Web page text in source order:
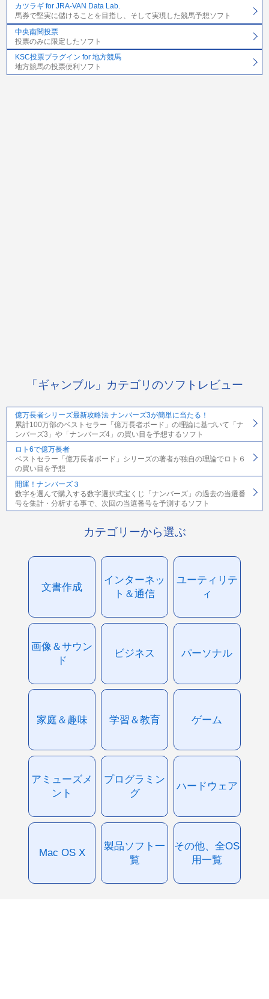
カツラギ for JRA-VAN Data Lab.
馬券で堅実に儲けることを目指し、そして実現した競馬予想ソフト
中央南関投票
投票のみに限定したソフト
KSC投票プラグイン for 地方競馬
地方競馬の投票便利ソフト
「ギャンブル」カテゴリのソフトレビュー
億万長者シリーズ最新攻略法 ナンバーズ3が簡単に当たる！
累計100万部のベストセラー「億万長者ボード」の理論に基づいて「ナ
ンバーズ3」や「ナンバーズ4」の買い目を予想するソフト
ロト6で億万長者
ベストセラー「億万長者ボード」シリーズの著者が独自の理論でロト６
の買い目を予想
開運！ナンバーズ３
数字を選んで購入する数字選択式宝くじ「ナンバーズ」の過去の当選番
号を集計・分析する事で、次回の当選番号を予測するソフト
カテゴリーから選ぶ
文書作成
インターネッ
ト＆通信
ユーティリテ
ィ
画像＆サウン
ド
ビジネス パーソナル
家庭＆趣味 学習＆教育 ゲーム
アミューズメ
ント
プログラミン
グ
ハードウェア
Mac OS X
製品ソフト一
覧
その他、全OS
用一覧